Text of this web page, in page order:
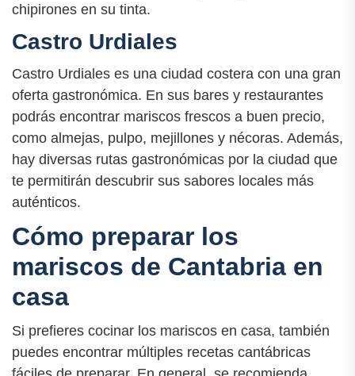
chipirones en su tinta.
Castro Urdiales
Castro Urdiales es una ciudad costera con una gran
oferta gastronómica. En sus bares y restaurantes
podrás encontrar mariscos frescos a buen precio,
como almejas, pulpo, mejillones y nécoras. Además,
hay diversas rutas gastronómicas por la ciudad que
te permitirán descubrir sus sabores locales más
auténticos.
Cómo preparar los
mariscos de Cantabria en
casa
Si prefieres cocinar los mariscos en casa, también
puedes encontrar múltiples recetas cantábricas